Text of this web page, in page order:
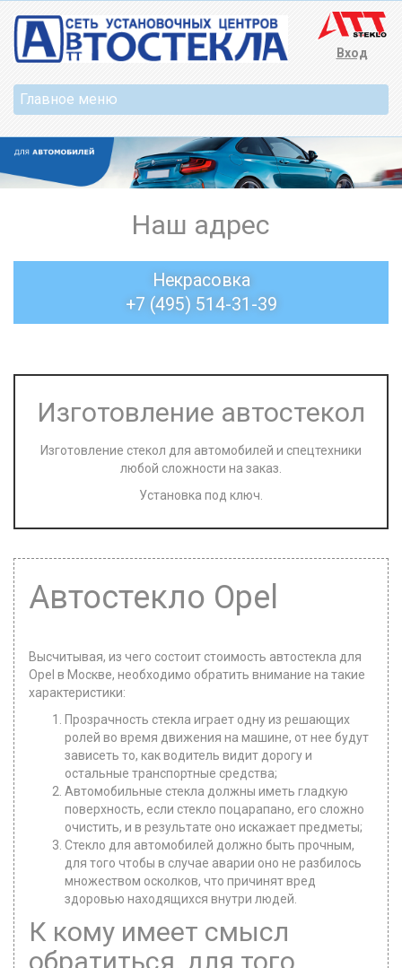
Вход
Наш адрес
Некрасовка
+7 (495) 514-31-39
Изготовление автостекол
Изготовление стекол для автомобилей и спецтехники
любой сложности на заказ.
Установка под ключ.
Автостекло Opel
Высчитывая, из чего состоит стоимость автостекла для
Opel в Москве, необходимо обратить внимание на такие
характеристики:
Прозрачность стекла играет одну из решающих
ролей во время движения на машине, от нее будут
зависеть то, как водитель видит дорогу и
остальные транспортные средства;
Автомобильные стекла должны иметь гладкую
поверхность, если стекло поцарапано, его сложно
очистить, и в результате оно искажает предметы;
Стекло для автомобилей должно быть прочным,
для того чтобы в случае аварии оно не разбилось
множеством осколков, что причинят вред
здоровью находящихся внутри людей.
К кому имеет смысл
обратиться, для того